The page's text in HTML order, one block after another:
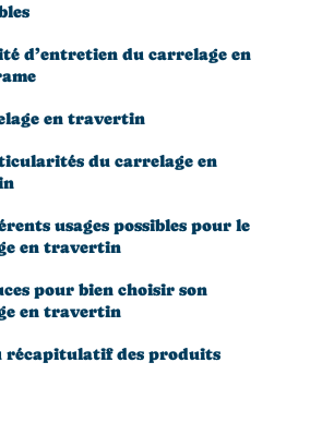
d’entretien du carrelage en
en travertin
du carrelage en
usages possibles pour le
en travertin
pour bien choisir son
en travertin
récapitulatif des produits